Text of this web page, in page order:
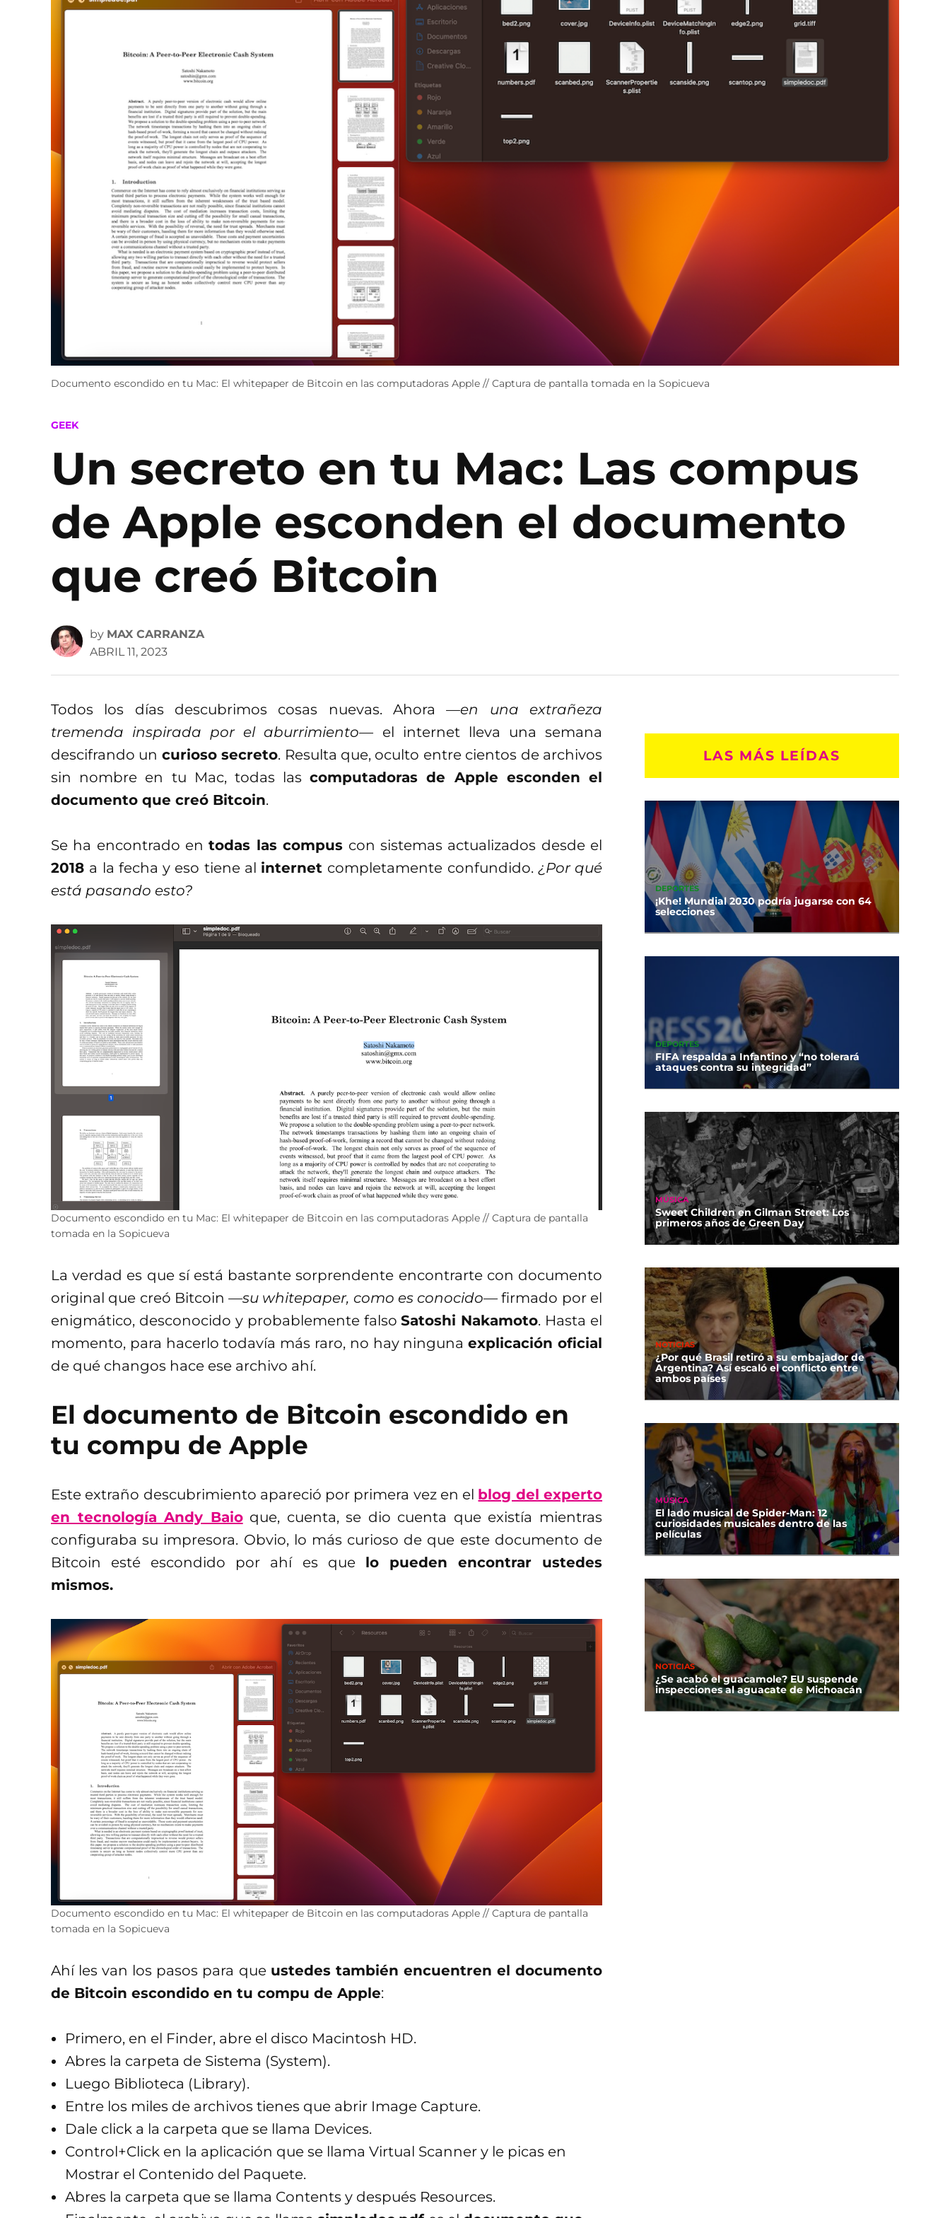
Documento escondido en tu Mac: El whitepaper de Bitcoin en las computadoras Apple // Captura de pantalla tomada en la Sopicueva
POSTED
GEEK
Un secreto en tu Mac: Las compus
de Apple esconden el documento
que creó Bitcoin
by MAX CARRANZA
ABRIL 11, 2023
Todos los días descubrimos cosas nuevas. Ahora—en una extrañeza
tremenda inspirada por el aburrimiento— el internet lleva una semana
descifrando un curioso secreto. Resulta que, oculto entre cientos de archivos
sin nombre en tu Mac, todas lascomputadoras de Apple esconden el
documento que creó Bitcoin.
Se ha encontrado entodas las compus con sistemas actualizados desde el
2018 a la fecha y eso tiene al internet completamente confundido. ¿Por qué
está pasando esto?
Documento escondido en tu Mac: El whitepaper de Bitcoin en las computadoras Apple // Captura de pantalla
tomada en la Sopicueva
La verdad es que sí está bastante sorprendente encontrarte con documento
original que creó Bitcoin—su whitepaper, como es conocido—firmado por el
enigmático, desconocido y probablemente falsoSatoshi Nakamoto. Hasta el
momento, para hacerlo todavía más raro, no hay ningunaexplicación oficial
de qué changos hace ese archivo ahí.
El documento de Bitcoin escondido en
tu compu de Apple
Este extraño descubrimiento apareció por primera vez en el blog del experto
en tecnología Andy Baioque, cuenta, se dio cuenta que existía mientras
configuraba su impresora. Obvio, lo más curioso de que este documento de
Bitcoin esté escondido por ahí es que lo pueden encontrar ustedes
mismos.
Documento escondido en tu Mac: El whitepaper de Bitcoin en las computadoras Apple // Captura de pantalla
tomada en la Sopicueva
Ahí les van los pasos para que ustedes también encuentren el documento
de Bitcoin escondido en tu compu de Apple:
Primero, en el Finder, abre el disco Macintosh HD.
Abres la carpeta de Sistema (System).
Luego Biblioteca (Library).
Entre los miles de archivos tienes que abrir Image Capture.
Dale click a la carpeta que se llama Devices.
Control+Click en la aplicación que se llama Virtual Scanner y le picas en
Mostrar el Contenido del Paquete.
Abres la carpeta que se llama Contents y después Resources.
LAS MÁS LEÍDAS
DEPORTES
¡Khe! Mundial 2030 podría jugarse con 64
selecciones
DEPORTES
FIFA respalda a Infantino y “no tolerará
ataques contra su integridad”
MÚSICA
Sweet Children en Gilman Street: Los
primeros años de Green Day
NOTICIAS
¿Por qué Brasil retiró a su embajador de
Argentina? Así escaló el conflicto entre
ambos países
MÚSICA
El lado musical de Spider-Man: 12
curiosidades musicales dentro de las
películas
NOTICIAS
¿Se acabó el guacamole? EU suspende
inspecciones al aguacate de Michoacán